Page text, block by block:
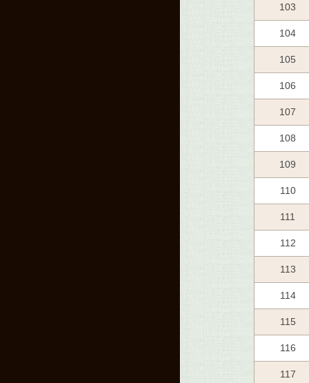
103
104
105
106
107
108
109
110
111
112
113
114
115
116
117